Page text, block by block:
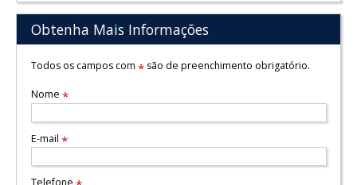
Obtenha Mais Informações
Todos os campos com *são de preenchimento obrigatório.
Nome *
E-mail *